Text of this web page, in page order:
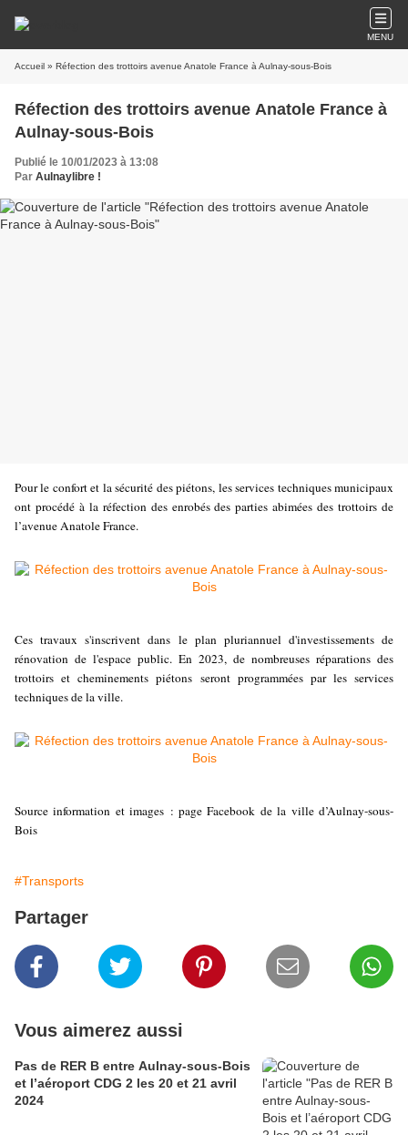
MENU
Accueil » Réfection des trottoirs avenue Anatole France à Aulnay-sous-Bois
Réfection des trottoirs avenue Anatole France à
Aulnay-sous-Bois
Publié le 10/01/2023 à 13:08
Par Aulnaylibre !
Pour le confort et la sécurité des piétons, les services techniques municipaux
ont procédé à la réfection des enrobés des parties abimées des trottoirs de
l’avenue Anatole France.
Ces travaux s'inscrivent dans le plan pluriannuel d'investissements de
rénovation de l'espace public. En 2023, de nombreuses réparations des
trottoirs et cheminements piétons seront programmées par les services
techniques de la ville.
Source information et images : page Facebook de la ville d’Aulnay-sous-
Bois
#Transports
Partager
Vous aimerez aussi
Pas de RER B entre Aulnay-sous-Bois
et l’aéroport CDG 2 les 20 et 21 avril
2024